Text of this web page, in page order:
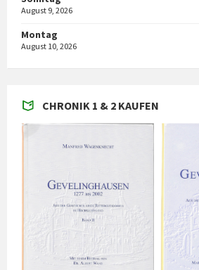
August 9, 2026
Montag
August 10, 2026
CHRONIK 1 & 2 KAUFEN